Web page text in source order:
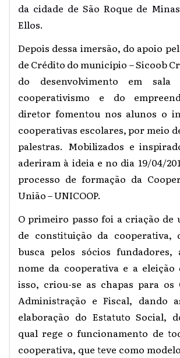
da cidade de São Roque de
Ellos.
Depois dessa imersão, do apoio
de Crédito do município – Sicoob
do desenvolvimento em
cooperativismo e do
diretor fomentou nos alunos o
cooperativas escolares, por meio
palestras. Mobilizados e
aderiram à ideia e no dia 19/04/
processo de formação da
União – UNICOOP.
O primeiro passo foi a criação de
de constituição da cooperativa,
busca pelos sócios fundadores,
nome da cooperativa e a
isso, criou-se as chapas para os
Administração e Fiscal, dando
elaboração do Estatuto Social,
qual rege o funcionamento de
cooperativa, que teve como